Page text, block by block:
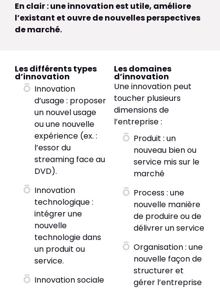
En clair : une innovation est utile, améliore
l’existant et ouvre de nouvelles perspectives
de marché.
Les différents types
d’innovation
Innovation
d’usage : proposer
un nouvel usage
ou une nouvelle
expérience (ex. :
l’essor du
streaming face au
DVD).
Innovation
technologique :
intégrer une
nouvelle
technologie dans
un produit ou
service.
Innovation sociale
Les domaines
d’innovation
Une innovation peut
toucher plusieurs
dimensions de
l’entreprise :
Produit : un
nouveau bien ou
service mis sur le
marché
Process : une
nouvelle manière
de produire ou de
délivrer un service
Organisation : une
nouvelle façon de
structurer et
gérer l’entreprise